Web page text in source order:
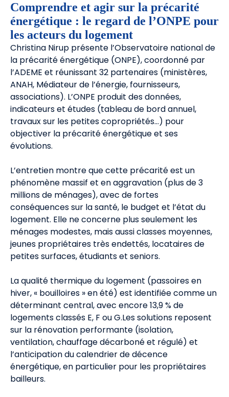
Comprendre et agir sur la précarité
énergétique : le regard de l’ONPE pour
les acteurs du logement
Christina Nirup présente l’Observatoire national de
la précarité énergétique (ONPE), coordonné par
l’ADEME et réunissant 32 partenaires (ministères,
ANAH, Médiateur de l’énergie, fournisseurs,
associations). L’ONPE produit des données,
indicateurs et études (tableau de bord annuel,
travaux sur les petites copropriétés…) pour
objectiver la précarité énergétique et ses
évolutions.
L’entretien montre que cette précarité est un
phénomène massif et en aggravation (plus de 3
millions de ménages), avec de fortes
conséquences sur la santé, le budget et l’état du
logement. Elle ne concerne plus seulement les
ménages modestes, mais aussi classes moyennes,
jeunes propriétaires très endettés, locataires de
petites surfaces, étudiants et seniors.
La qualité thermique du logement (passoires en
hiver, « bouilloires » en été) est identifiée comme un
déterminant central, avec encore 13,9 % de
logements classés E, F ou G.Les solutions reposent
sur la rénovation performante (isolation,
ventilation, chauffage décarboné et régulé) et
l’anticipation du calendrier de décence
énergétique, en particulier pour les propriétaires
bailleurs.